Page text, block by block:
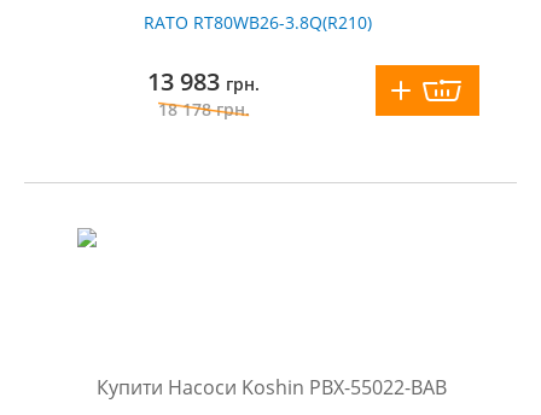
RATO RT80WB26-3.8Q(R210)
13 983 грн.
18 178грн.